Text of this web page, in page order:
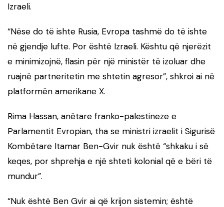
Izraeli.
“Nëse do të ishte Rusia, Evropa tashmë do të ishte
në gjendje lufte. Por është Izraeli. Kështu që njerëzit
e minimizojnë, flasin për një ministër të izoluar dhe
ruajnë partneritetin me shtetin agresor”, shkroi ai në
platformën amerikane X.
Rima Hassan, anëtare franko-palestineze e
Parlamentit Evropian, tha se ministri izraelit i Sigurisë
Kombëtare Itamar Ben-Gvir nuk është “shkaku i së
keqes, por shprehja e një shteti kolonial që e bëri të
mundur”.
“Nuk është Ben Gvir ai që krijon sistemin; është